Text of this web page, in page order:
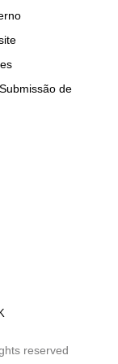
de
reserved